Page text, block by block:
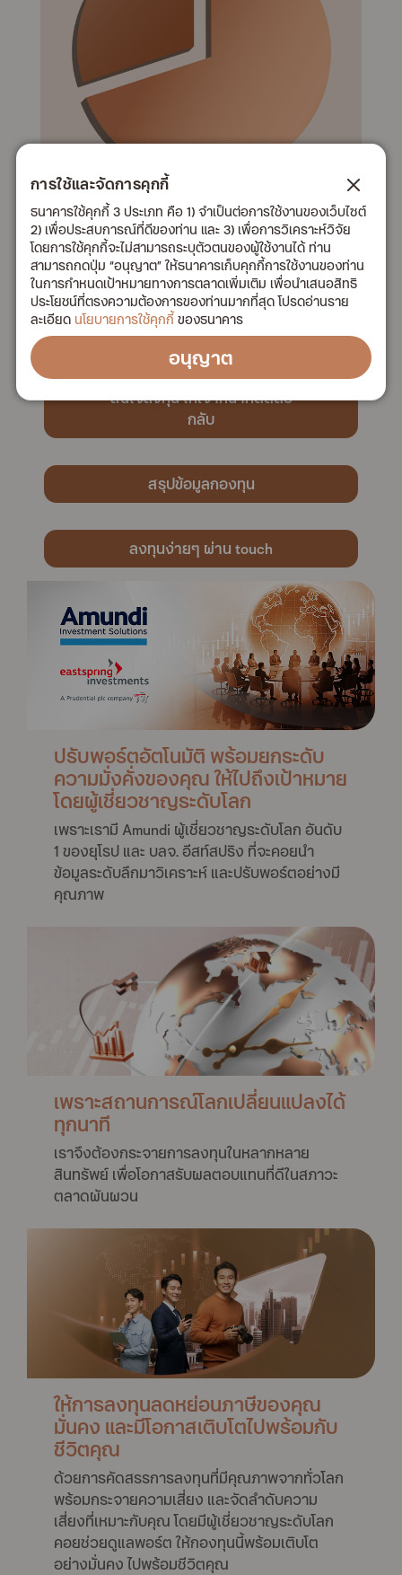
ES-Ultimate GA3
ตราสารหนี้ 30%
ตราสารทุน 70%
สนใจลงทุน ให้เจ้าหน้าที่ติดต่อ
กลับ
สรุปข้อมูลกองทุน
ลงทุนง่ายๆ ผ่าน touch
ปรับพอร์ตอัตโนมัติ พร้อมยกระดับ
ความมั่งคั่งของคุณ ให้ไปถึงเป้าหมาย
โดยผู้เชี่ยวชาญระดับโลก
เพราะเรามี Amundi ผู้เชี่ยวชาญระดับโลก อันดับ
1 ของยุโรป และ บลจ. อีสท์สปริง ที่จะคอยนำ
ข้อมูลระดับลึกมาวิเคราะห์ และปรับพอร์ตอย่างมี
คุณภาพ
เพราะสถานการณ์โลกเปลี่ยนแปลงได้
ทุกนาที
เราจึงต้องกระจายการลงทุนในหลากหลาย
สินทรัพย์ เพื่อโอกาสรับผลตอบแทนที่ดีในสภาวะ
ตลาดผันผวน
ให้การลงทุนลดหย่อนภาษีของคุณ
มั่นคง และมีโอกาสเติบโตไปพร้อมกับ
ชีวิตคุณ
ด้วยการคัดสรรการลงทุนที่มีคุณภาพจากทั่วโลก
พร้อมกระจายความเสี่ยง และจัดลำดับความ
เสี่ยงที่เหมาะกับคุณ โดยมีผู้เชี่ยวชาญระดับโลก
คอยช่วยดูแลพอร์ต ให้กองทุนนี้พร้อมเติบโต
อย่างมั่นคง ไปพร้อมชีวิตคุณ
การใช้และจัดการคุกกี้
ธนาคารใช้คุกกี้ 3 ประเภท คือ 1) จำเป็นต่อการใช้งานของเว็บไซต์
2) เพื่อประสบการณ์ที่ดีของท่าน และ 3) เพื่อการวิเคราะห์วิจัย
โดยการใช้คุกกี้จะไม่สามารถระบุตัวตนของผู้ใช้งานได้ ท่าน
สามารถกดปุ่ม “อนุญาต” ให้ธนาคารเก็บคุกกี้การใช้งานของท่าน
ในการกำหนดเป้าหมายทางการตลาดเพิ่มเติม เพื่อนำเสนอสิทธิ
ประโยชน์ที่ตรงความต้องการของท่านมากที่สุด โปรดอ่านราย
ละเอียด นโยบายการใช้คุกกี้ของธนาคาร
อนุญาต